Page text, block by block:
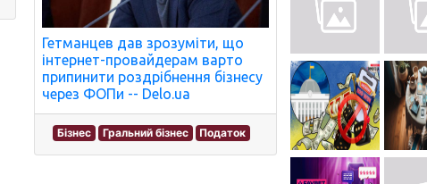
Гетманцев дав зрозуміти, що
інтернет-провайдерам варто
припинити роздрібнення бізнесу
через ФОПи -- Delo.ua
Бізнес Гральний бізнес Податок